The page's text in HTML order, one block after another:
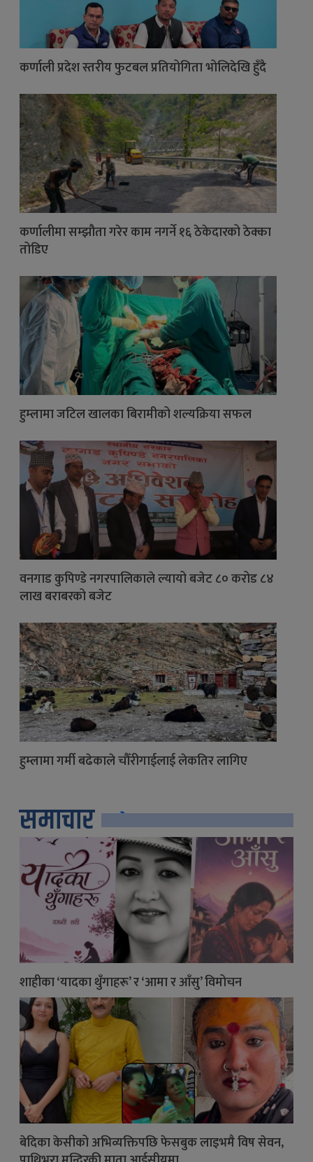
कर्णाली प्रदेश स्तरीय फुटबल प्रतियोगिता भोलिदेखि हुँदै
कर्णालीमा सम्झौता गरेर काम नगर्ने १६ ठेकेदारको ठेक्का
तोडिए
हुम्लामा जटिल खालका बिरामीको शल्यक्रिया सफल
वनगाड कुपिण्डे नगरपालिकाले ल्यायो बजेट ८० करोड ८४
लाख बराबरको बजेट
हुम्लामा गर्मी बढेकाले चौँरीगाईलाई लेकतिर लागिए
समाचार सबै
शाहीका ‘यादका थुँगाहरू’ र ‘आमा र आँसु’ विमोचन
बेदिका केसीको अभिव्यक्तिपछि फेसबुक लाइभमै विष सेवन,